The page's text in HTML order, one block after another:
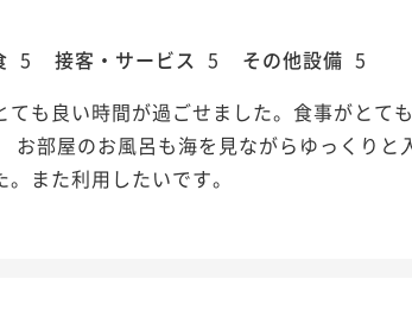
5 接客・サービス 5 その他設備 5
も良い時間が過ごせました。食事がとて
お部屋のお風呂も海を見ながらゆっくりと
また利用したいです。